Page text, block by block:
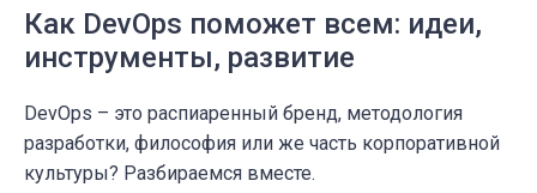
Как DevOps поможет всем: идеи,
инструменты, развитие
DevOps – это распиаренный бренд, методология
разработки, философия или же часть корпоративной
культуры? Разбираемся вместе.